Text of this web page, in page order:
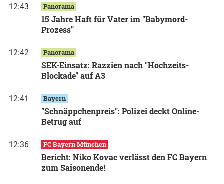
12:43 Panorama
15 Jahre Haft für Vater im "Babymord-
Prozess"
12:42 Panorama
SEK-Einsatz: Razzien nach "Hochzeits-
Blockade" auf A3
12:41 Bayern
"Schnäppchenpreis": Polizei deckt Online-
Betrug auf
12:36 FC Bayern München
Bericht: Niko Kovac verlässt den FC Bayern
zum Saisonende!